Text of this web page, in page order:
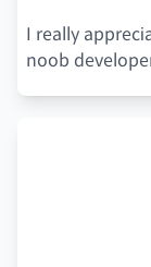
I really
noob